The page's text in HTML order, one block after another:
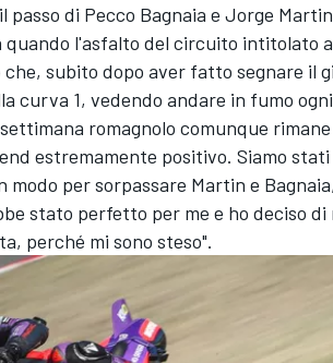
passo di Pecco Bagnaia e Jorge Martin
quando l'asfalto del circuito intitolato
subito dopo aver fatto segnare il
curva 1, vedendo andare in fumo
romagnolo comunque
estremamente positivo. Siamo
modo per sorpassare Martin e
stato perfetto per me e ho deciso
perché mi sono steso".